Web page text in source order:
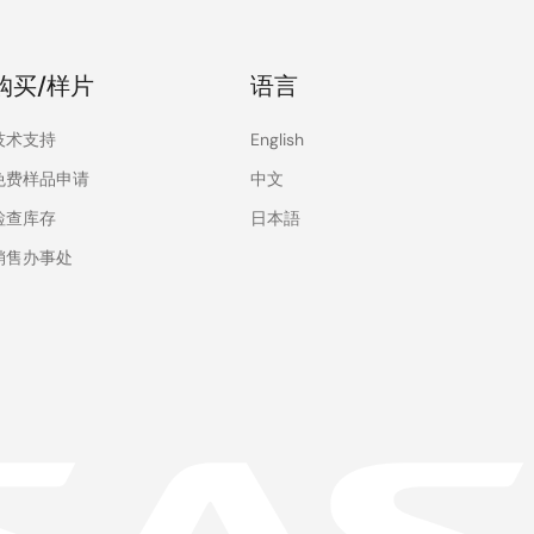
买/样片
术支持
费样品申请
查库存
售办事处
语言
English
中文
日本語